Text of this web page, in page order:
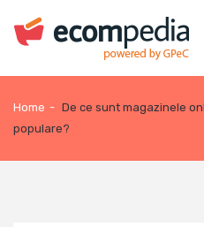
Home - De ce sunt magazinele
populare?